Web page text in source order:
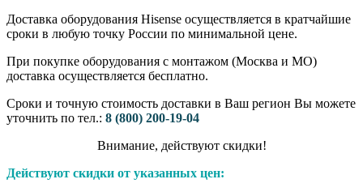
Доставка оборудования Hisense осуществляется в кратчайшие
сроки в любую точку России по минимальной цене.
При покупке оборудования с монтажом (Москва и МО)
доставка осуществляется бесплатно.
Сроки и точную стоимость доставки в Ваш регион Вы можете
уточнить по тел.: 8 (800) 200-19-04
Внимание,​ действуют​ скидки!
Действуют скидки от указанных цен: